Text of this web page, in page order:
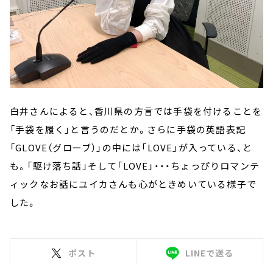
白井さんによると、香川県の方言では手袋を付けることを
「手袋を履く」と言うのだとか。さらに手袋の英語表記
「GLOVE（グローブ）」の中には「LOVE」が入っている、と
も。「駆け落ち話」そして「LOVE」・・・ちょっぴりロマンテ
ィックなお話にユイカさんも心がときめいている様子で
した。
ポスト LINEで送る